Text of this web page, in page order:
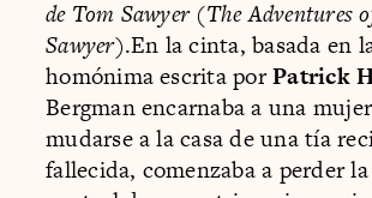
de Tom Sawyer(The Adventures
Sawyer).En la cinta, basada en
homónima escrita porPatrick
Bergman encarnaba a una
mudarse a la casa de una tía
fallecida, comenzaba a perder